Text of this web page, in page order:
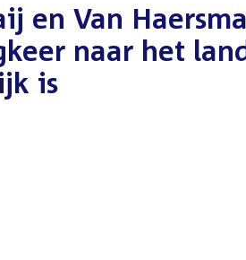
en Van Haersma
naar het
is